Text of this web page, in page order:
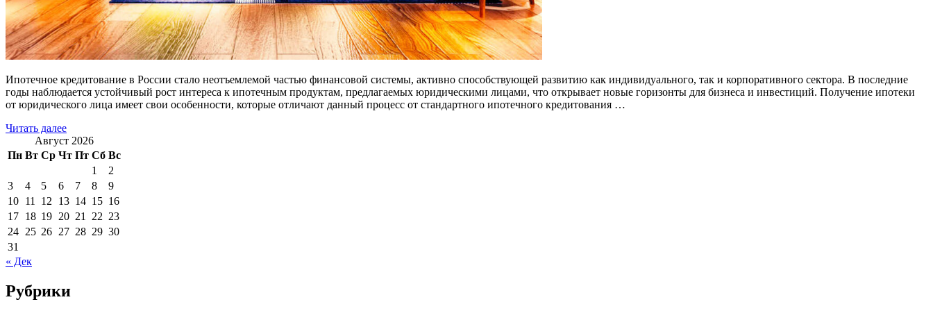
Ипотечное кредитование в России стало неотъемлемой частью финансовой системы, активно способствующей развитию как индивидуального, так и корпоративного сектора. В последние
годы наблюдается устойчивый рост интереса к ипотечным продуктам, предлагаемых юридическими лицами, что открывает новые горизонты для бизнеса и инвестиций. Получение ипотеки
от юридического лица имеет свои особенности, которые отличают данный процесс от стандартного ипотечного кредитования …
Читать далее
Август 2026
Пн Вт Ср Чт Пт Сб Вс
1
2
3
4 5 6 7 8
9
10 11 12 13 14 15 16
17 18 19 20 21 22 23
24 25 26 27 28 29 30
31
« Дек
Рубрики